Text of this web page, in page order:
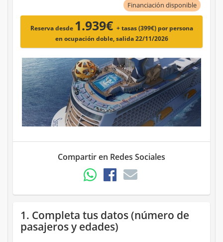
Financiación disponible
Reserva desde 1.939€ + tasas (399€) por persona
en ocupación doble, salida 22/11/2026
Compartir en Redes Sociales
1. Completa tus datos (número de
pasajeros y edades)